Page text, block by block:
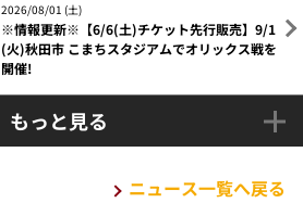
2026/08/01 (土)
※情報更新※【6/6(土)チケット先行販売】9/1
(火)秋田市 こまちスタジアムでオリックス戦を
開催!
もっと見る
ニュース一覧へ戻る